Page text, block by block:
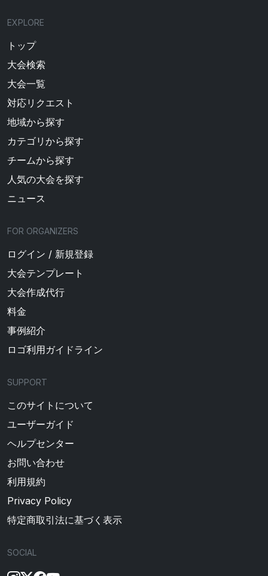
EXPLORE
トップ
大会検索
大会一覧
対応リクエスト
地域から探す
カテゴリから探す
チームから探す
人気の大会を探す
ニュース
FOR ORGANIZERS
ログイン / 新規登録
大会テンプレート
大会作成代行
料金
事例紹介
ロゴ利用ガイドライン
SUPPORT
このサイトについて
ユーザーガイド
ヘルプセンター
お問い合わせ
利用規約
Privacy Policy
特定商取引法に基づく表示
SOCIAL